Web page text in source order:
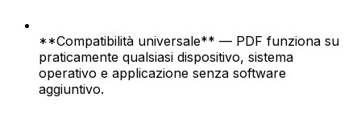
**Compatibilità universale** — PDF funziona su
praticamente qualsiasi dispositivo, sistema
operativo e applicazione senza software
aggiuntivo.